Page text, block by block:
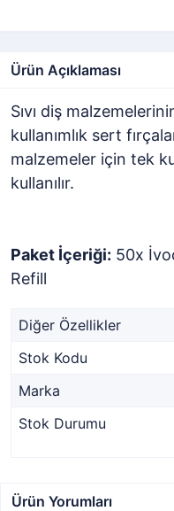
Ürün Açıklaması
Sıvı diş
kullanımlık sert
malzemeler için tek
kullanılır.
Paket İçeriği: 50x
Refill
Diğer Özellikler
Stok Kodu
Marka
Stok Durumu
Ürün Yorumları